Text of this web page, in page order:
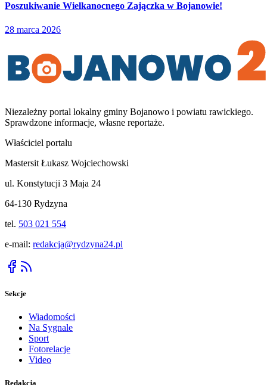
Poszukiwanie Wielkanocnego Zajączka w Bojanowie!
28 marca 2026
Niezależny portal lokalny gminy Bojanowo i powiatu rawickiego.
Sprawdzone informacje, własne reportaże.
Właściciel portalu
Mastersit Łukasz Wojciechowski
ul. Konstytucji 3 Maja 24
64-130 Rydzyna
tel. 503 021 554
e-mail: redakcja@rydzyna24.pl
Sekcje
Wiadomości
Na Sygnale
Sport
Fotorelacje
Video
Redakcja